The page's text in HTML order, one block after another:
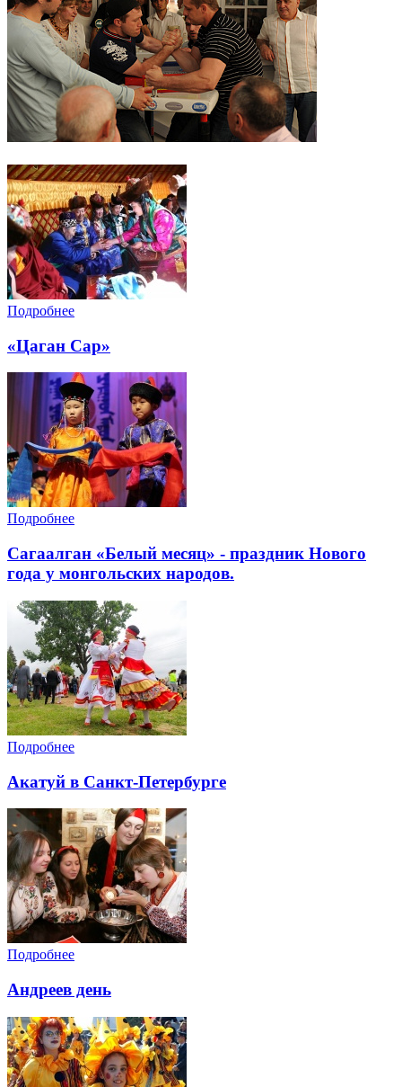
Подробнее
«Цаган Сар»
Подробнее
Cагаалган «Белый месяц» - праздник Нового
года у монгольских народов.
Подробнее
Акатуй в Санкт-Петербурге
Подробнее
Андреев день